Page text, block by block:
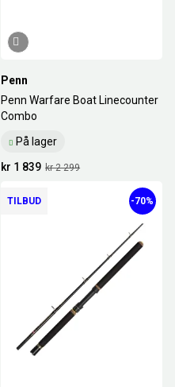
Penn
Penn Warfare Boat Linecounter
Combo
På lager
kr 2 299
kr 1 839
TILBUD -70%